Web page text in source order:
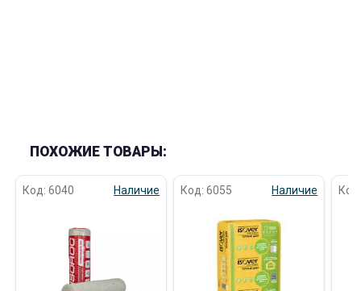
ПОХОЖИЕ ТОВАРЫ:
Код: 6040 Наличие Код: 6055 Наличие